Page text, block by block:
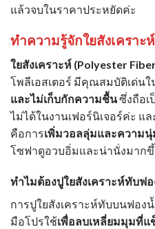
แล้วจบในราคาประหยัดค่ะ
ทำความรู้จักใยสังเคราะ
ใยสังเคราะห์ (Polyester
โพลีเอสเตอร์ มีคุณสมบัติเด่นใ
และไม่เก็บกักความชื้นซึ่งถือเ
ไม่ได้ในงานเฟอร์นิเจอร์ค่ะ แ
คือการเพิ่มวอลลุ่มและความ
โซฟาดูอวบอิ่มและน่านั่งมากขึ้
ทำไมต้องปูใยสังเคราะห์ทับฟอ
การปูใยสังเคราะห์ทับบนฟอง
มือโปรใช้เพื่อลบเหลี่ยมมุมที่แ